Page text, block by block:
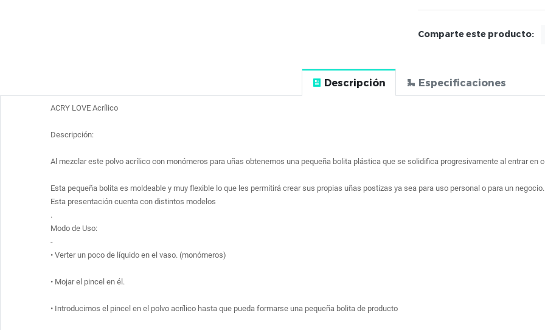
Comparte este producto:
Descripción Especificaciones
ACRY LOVE Acrílico
Descripción:
Al mezclar este polvo acrílico con monómeros para uñas obtenemos una pequeña bolita plástica que se solidifica progresivamente al entrar en
Esta pequeña bolita es moldeable y muy flexible lo que les permitirá crear sus propias uñas postizas ya sea para uso personal o para un negocio.
Esta presentación cuenta con distintos modelos
.
Modo de Uso:
-
• Verter un poco de líquido en el vaso. (monómeros)
• Mojar el pincel en él.
• Introducimos el pincel en el polvo acrílico hasta que pueda formarse una pequeña bolita de producto